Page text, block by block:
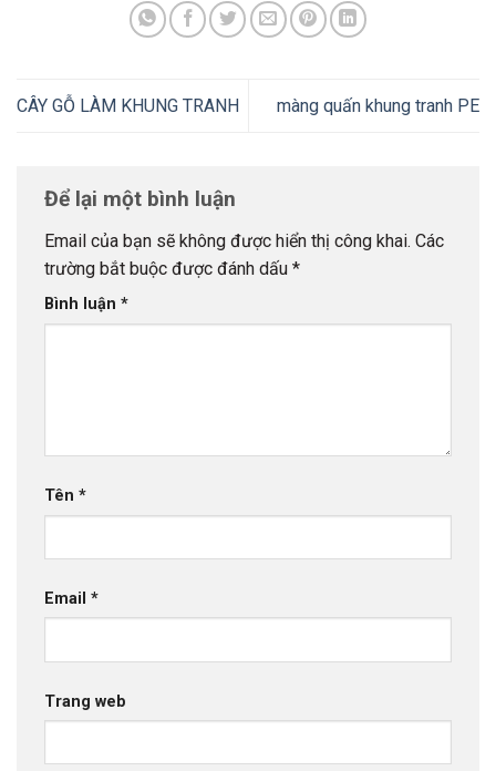
CÂY GỖ LÀM KHUNG TRANH màng quấn khung tranh PE
Để lại một bình luận
Email của bạn sẽ không được hiển thị công khai. Các
trường bắt buộc được đánh dấu *
Bình luận *
Tên *
Email *
Trang web